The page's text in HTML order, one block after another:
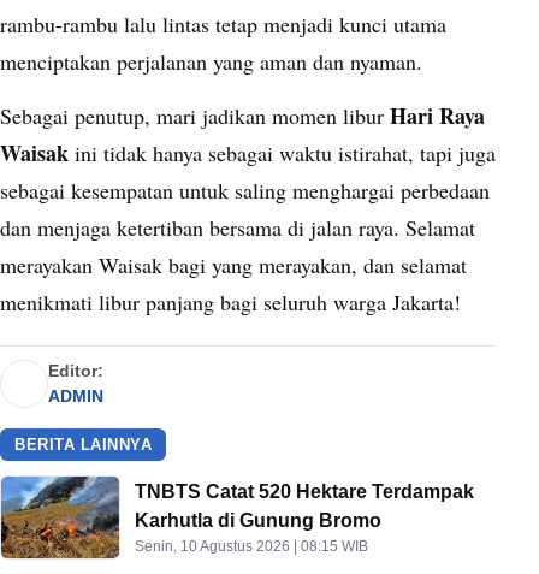
rambu-rambu lalu lintas tetap menjadi kunci utama
menciptakan perjalanan yang aman dan nyaman.
Sebagai penutup, mari jadikan momen libur Hari Raya
Waisak ini tidak hanya sebagai waktu istirahat, tapi juga
sebagai kesempatan untuk saling menghargai perbedaan
dan menjaga ketertiban bersama di jalan raya. Selamat
merayakan Waisak bagi yang merayakan, dan selamat
menikmati libur panjang bagi seluruh warga Jakarta!
Editor:
ADMIN
BERITA LAINNYA
TNBTS Catat 520 Hektare Terdampak
Karhutla di Gunung Bromo
Senin, 10 Agustus 2026 | 08:15 WIB